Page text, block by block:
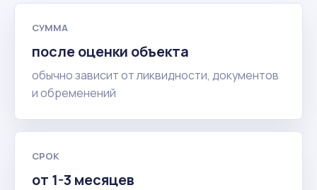
СУММА
после оценки объекта
обычно зависит от ликвидности, документов
и обременений
СРОК
от 1-3 месяцев